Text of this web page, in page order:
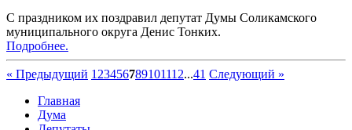
С праздником их поздравил депутат Думы Соликамского
муниципального округа Денис Тонких.
Подробнее.
« Предыдущий 1 23456789101112...41 Следующий »
Главная
Дума